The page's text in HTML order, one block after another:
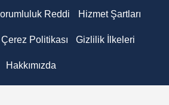
Reddi Hizmet Şartları
Çerez Politikası Gizlilik İlkeleri
Hakkımızda